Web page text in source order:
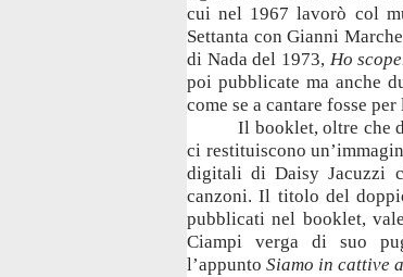
cui nel 1967 lavorò col
Settanta con Gianni
di Nada del 1973, Ho
poi pubblicate ma anche
come se a cantare fosse
Il booklet, oltre che
ci restituiscono
digitali di Daisy Jacuzzi
canzoni. Il titolo del
pubblicati nel booklet,
Ciampi verga di suo
l’appunto Siamo in cattive